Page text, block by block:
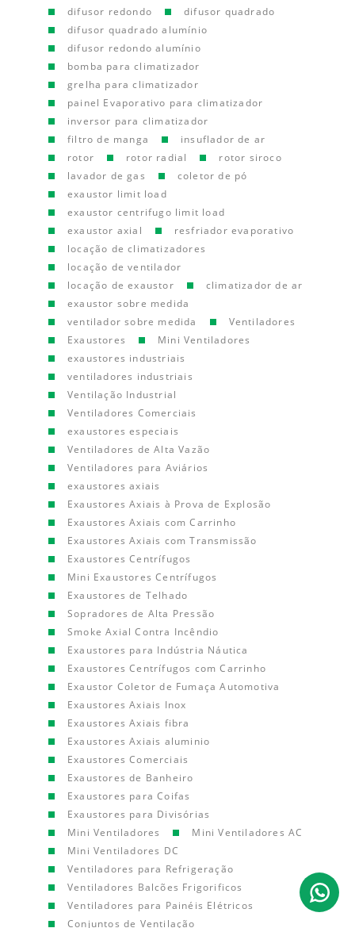
difusor redondo
difusor quadrado
difusor quadrado alumínio
difusor redondo alumínio
bomba para climatizador
grelha para climatizador
painel Evaporativo para climatizador
inversor para climatizador
filtro de manga
insuflador de ar
rotor
rotor radial
rotor siroco
lavador de gas
coletor de pó
exaustor limit load
exaustor centrifugo limit load
exaustor axial
resfriador evaporativo
locação de climatizadores
locação de ventilador
locação de exaustor
climatizador de ar
exaustor sobre medida
ventilador sobre medida
Ventiladores
Exaustores
Mini Ventiladores
exaustores industriais
ventiladores industriais
Ventilação Industrial
Ventiladores Comerciais
exaustores especiais
Ventiladores de Alta Vazão
Ventiladores para Aviários
exaustores axiais
Exaustores Axiais à Prova de Explosão
Exaustores Axiais com Carrinho
Exaustores Axiais com Transmissão
Exaustores Centrífugos
Mini Exaustores Centrífugos
Exaustores de Telhado
Sopradores de Alta Pressão
Smoke Axial Contra Incêndio
Exaustores para Indústria Náutica
Exaustores Centrífugos com Carrinho
Exaustor Coletor de Fumaça Automotiva
Exaustores Axiais Inox
Exaustores Axiais fibra
Exaustores Axiais aluminio
Exaustores Comerciais
Exaustores de Banheiro
Exaustores para Coifas
Exaustores para Divisórias
Mini Ventiladores
Mini Ventiladores AC
Mini Ventiladores DC
Ventiladores para Refrigeração
Ventiladores Balcões Frigorificos
Ventiladores para Painéis Elétricos
Conjuntos de Ventilação